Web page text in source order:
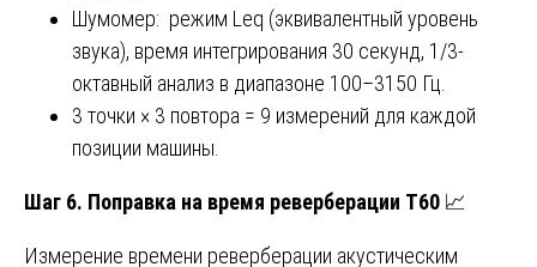
Шумомер: режим Leq (эквивалентный уровень
звука), время интегрирования 30 секунд, 1/3-
октавный анализ в диапазоне 100–3150 Гц.
3 точки × 3 повтора = 9 измерений для каждой
позиции машины.
Шаг 6. Поправка на время реверберации T60 📈
Измерение времени реверберации акустическим